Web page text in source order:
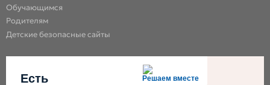
Обучающимся
Родителям
Детские безопасные сайты
Решаем вместе
Есть